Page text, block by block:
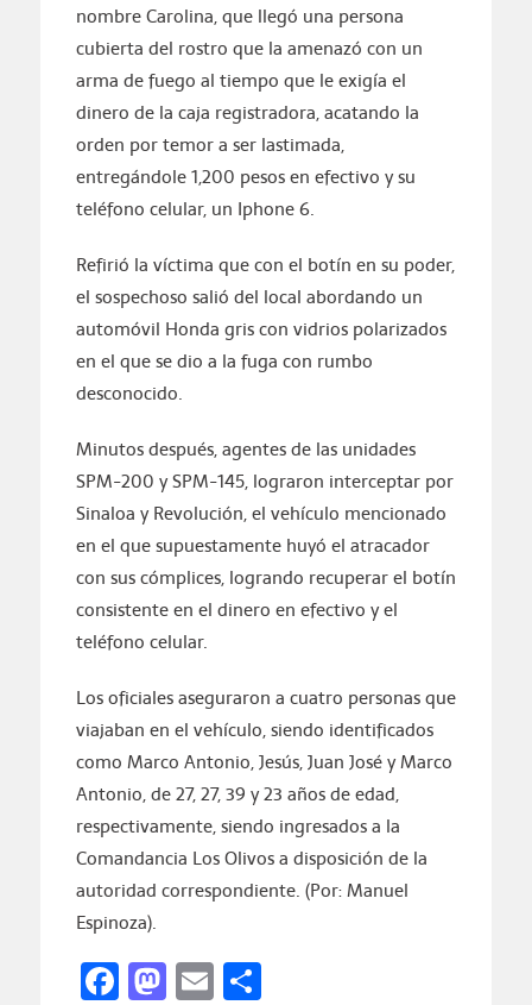
nombre Carolina, que llegó una persona
cubierta del rostro que la amenazó con un
arma de fuego al tiempo que le exigía el
dinero de la caja registradora, acatando la
orden por temor a ser lastimada,
entregándole 1,200 pesos en efectivo y su
teléfono celular, un Iphone 6.
Refirió la víctima que con el botín en su poder,
el sospechoso salió del local abordando un
automóvil Honda gris con vidrios polarizados
en el que se dio a la fuga con rumbo
desconocido.
Minutos después, agentes de las unidades
SPM-200 y SPM-145, lograron interceptar por
Sinaloa y Revolución, el vehículo mencionado
en el que supuestamente huyó el atracador
con sus cómplices, logrando recuperar el botín
consistente en el dinero en efectivo y el
teléfono celular.
Los oficiales aseguraron a cuatro personas que
viajaban en el vehículo, siendo identificados
como Marco Antonio, Jesús, Juan José y Marco
Antonio, de 27, 27, 39 y 23 años de edad,
respectivamente, siendo ingresados a la
Comandancia Los Olivos a disposición de la
autoridad correspondiente. (Por: Manuel
Espinoza).
Facebook
Mastodon
EmailCompartir